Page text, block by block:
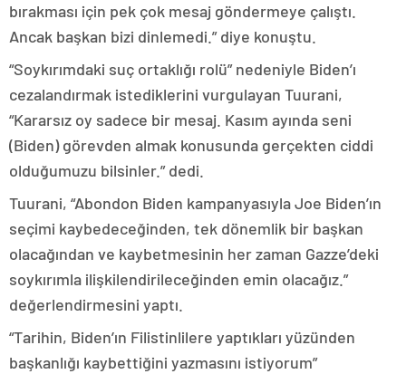
bırakması için pek çok mesaj göndermeye çalıştı.
Ancak başkan bizi dinlemedi.” diye konuştu.
“Soykırımdaki suç ortaklığı rolü” nedeniyle Biden’ı
cezalandırmak istediklerini vurgulayan Tuurani,
“Kararsız oy sadece bir mesaj. Kasım ayında seni
(Biden) görevden almak konusunda gerçekten ciddi
olduğumuzu bilsinler.” dedi.
Tuurani, “Abondon Biden kampanyasıyla Joe Biden’ın
seçimi kaybedeceğinden, tek dönemlik bir başkan
olacağından ve kaybetmesinin her zaman Gazze’deki
soykırımla ilişkilendirileceğinden emin olacağız.”
değerlendirmesini yaptı.
“Tarihin, Biden’ın Filistinlilere yaptıkları yüzünden
başkanlığı kaybettiğini yazmasını istiyorum”